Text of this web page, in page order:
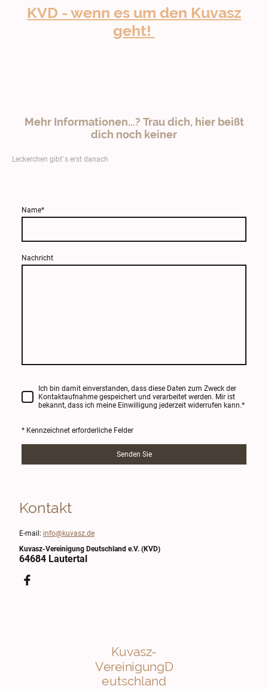
KVD - wenn es um den Kuvasz
geht!
Mehr Informationen...? Trau dich, hier beißt
dich noch keiner
Leckerchen gibt´s erst danach
Name*
Nachricht
Ich bin damit einverstanden, dass diese Daten zum Zweck der
Kontaktaufnahme gespeichert und verarbeitet werden. Mir ist
bekannt, dass ich meine Einwilligung jederzeit widerrufen kann.*
* Kennzeichnet erforderliche Felder
Senden Sie
Kontakt
E-mail: info@kuvasz.de
Kuvasz-Vereinigung Deutschland e.V. (KVD)
64684 Lautertal
Kuvasz-
VereinigungD
eutschland